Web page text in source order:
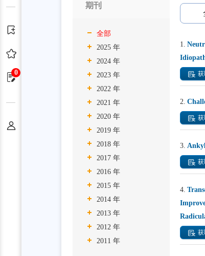
0
期刊
全部
2025 年
2024 年
2023 年
2022 年
2021 年
2020 年
2019 年
2018 年
2017 年
2016 年
2015 年
2014 年
2013 年
2012 年
2011 年
1.
获
2.
获
3.
获
4.
获